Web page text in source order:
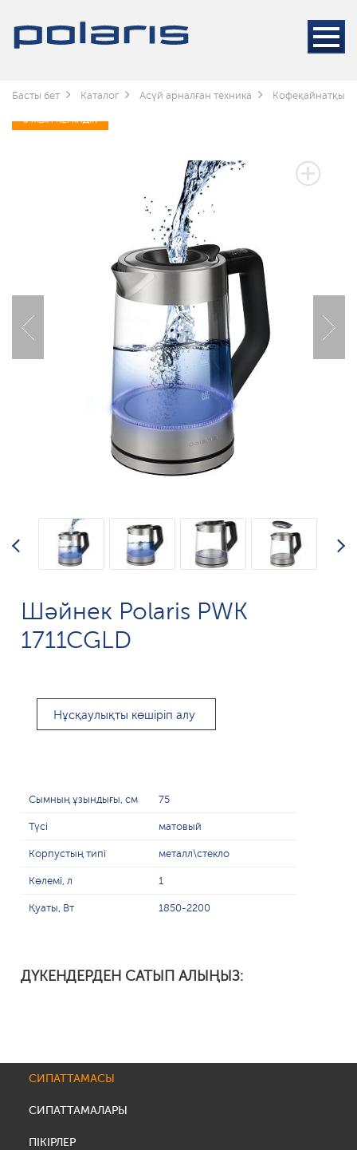
Басты бет Каталог Асүй арналған техника
3 ЖЫЛ КЕПІЛДІК
Шәйнек Polaris PWK
1711CGLD
Нұсқаулықты көшіріп алу
Сымның ұзындығы, см 75
Түсі матовый
Корпустың типі металл\стекло
Көлемі, л 1
Қуаты, Вт 1850-2200
ДҮКЕНДЕРДЕН САТЫП АЛЫҢЫЗ:
СИПАТТАМАСЫ
СИПАТТАМАЛАРЫ
ПІКІРЛЕР